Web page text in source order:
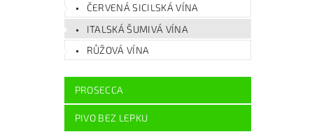
ČERVENÁ SICILSKÁ VÍNA
ITALSKÁ ŠUMIVÁ VÍNA
RŮŽOVÁ VÍNA
PROSECCA
PIVO BEZ LEPKU